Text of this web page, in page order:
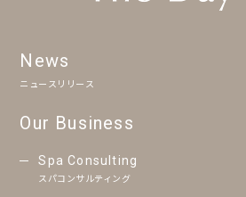
News
ニュースリリース
Our Business
Spa Consulting
スパコンサルティング